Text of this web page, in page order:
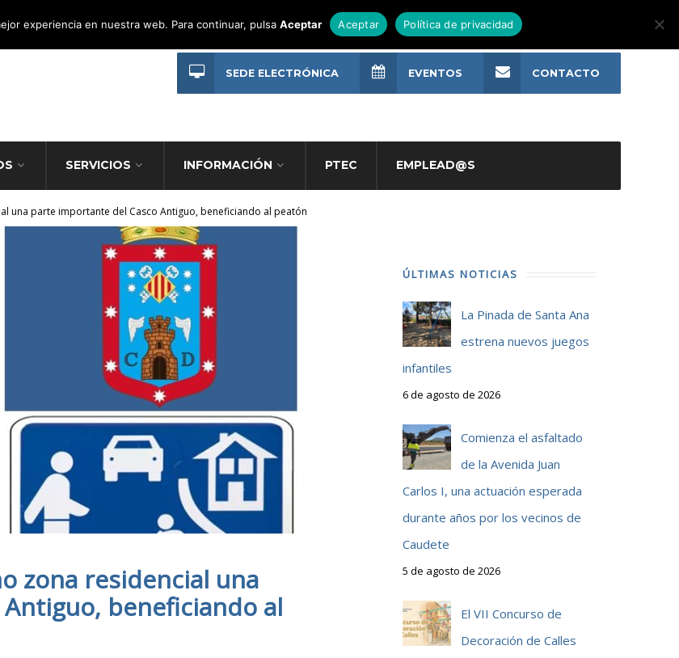
SERVICIOS INFORMACIÓN PTEC EMPLEAD@S
SEDE ELECTRÓNICA EVENTOS CONTACTO
una parte importante del Casco Antiguo, beneficiando al peatón
zona residencial una
beneficiando al
ÚLTIMAS NOTICIAS
La Pinada de Santa Ana
estrena nuevos juegos
infantiles
6 de agosto de 2026
Comienza el asfaltado
de la Avenida Juan
Carlos I, una actuación esperada
durante años por los vecinos de
Caudete
5 de agosto de 2026
El VII Concurso de
Decoración de Calles
experiencia en nuestra web. Para continuar, pulsaAceptar Aceptar Política de privacidad